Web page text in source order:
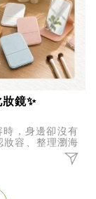
鏡✨
，身邊卻沒有
妝容、整理瀏海